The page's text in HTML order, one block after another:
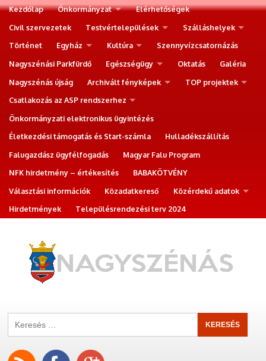
Kezdőlap Önkormányzat
Elérhetőségek
Civil szervezetek
Testvértelepülések
Szálláshelyek
Történet
Egyház Kultúra
Szennyvízcsatornázás
Nagyszénási Parkfürdő
Egészségügy Oktatás
Galéria
Nagyszénás újság
Archivált fényképek
TOP projektek
Csatlakozás az ASP rendszerhez
Önkormányzati elektronikus ügyintézés
Életkezdési támogatás és Start-számla
Hulladékszállítás
Falugazdász ügyfélfogadás
Magyar Falu Program
NFK hirdetmény – értékesítés
BABAKÖTVÉNY
Választási információk
Közadatkereső
Közérdekű adatok
Hirdetmények
Településrendezési terv 2024